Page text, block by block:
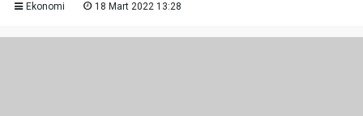
Ekonomi 18 Mart 2022 13:28